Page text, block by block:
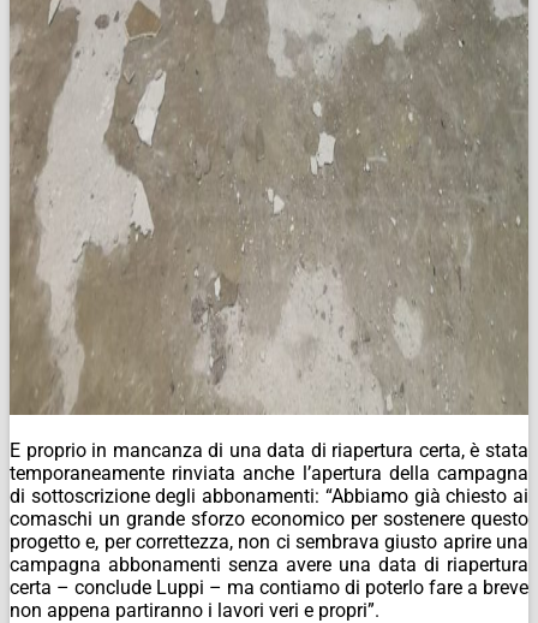
E proprio in mancanza di una data di riapertura certa, è stata
temporaneamente rinviata anche l’apertura della campagna
di sottoscrizione degli abbonamenti: “Abbiamo già chiesto ai
comaschi un grande sforzo economico per sostenere questo
progetto e, per correttezza, non ci sembrava giusto aprire una
campagna abbonamenti senza avere una data di riapertura
certa – conclude Luppi – ma contiamo di poterlo fare a breve
non appena partiranno i lavori veri e propri”.